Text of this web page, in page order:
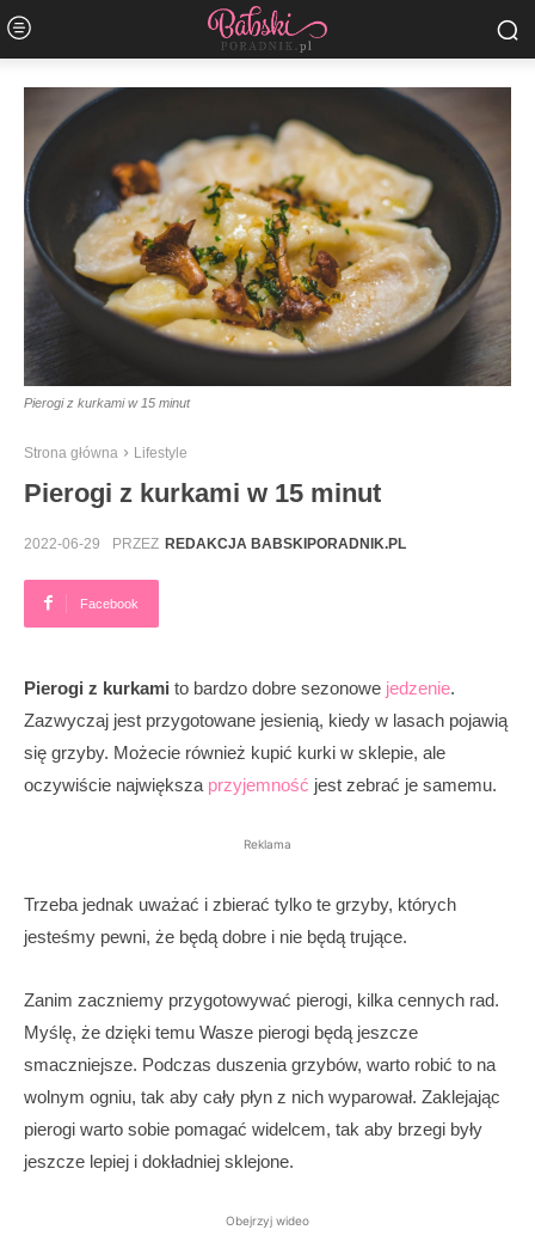
Pierogi z kurkami w 15 minut
Strona główna Lifestyle
Pierogi z kurkami w 15 minut
2022-06-29 PRZEZ REDAKCJA BABSKIPORADNIK.PL
Facebook
Pierogi z kurkami to bardzo dobre sezonowe jedzenie.
Zazwyczaj jest przygotowane jesienią, kiedy w lasach pojawią
się grzyby. Możecie również kupić kurki w sklepie, ale
oczywiście największa przyjemność jest zebrać je samemu.
Reklama
Trzeba jednak uważać i zbierać tylko te grzyby, których
jesteśmy pewni, że będą dobre i nie będą trujące.
Zanim zaczniemy przygotowywać pierogi, kilka cennych rad.
Myślę, że dzięki temu Wasze pierogi będą jeszcze
smaczniejsze. Podczas duszenia grzybów, warto robić to na
wolnym ogniu, tak aby cały płyn z nich wyparował. Zaklejając
pierogi warto sobie pomagać widelcem, tak aby brzegi były
jeszcze lepiej i dokładniej sklejone.
Obejrzyj wideo